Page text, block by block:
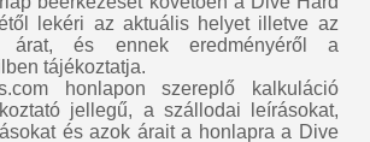
lekéri az aktuális helyet illetve az
árat, és ennek eredményéről a
tájékoztatja.
honlapon szereplő kalkuláció
jellegű, a szállodai leírásokat,
és azok árait a honlapra a Dive